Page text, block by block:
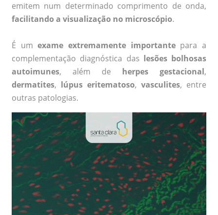
emitem num determinado comprimento de onda,
facilitando a visualização no microscópio.
É umexame extremamente importantepara a
complementação diagnóstica das lesões bolhosas
autoimunes, além de herpes gestacional,
dermatites, lúpus eritematoso,vasculites, entre
outras patologias.